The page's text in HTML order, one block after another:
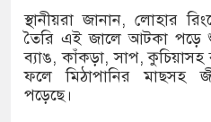
বোতল স্ক্যাফসহ নারী মাদক কারবারি
স্থানীয়রা জানান, লোহার
তৈরি এই জালে আটকা পড়ে
ব্যাঙ, কাঁকড়া, সাপ, কুচিয়াসহ
ফলে মিঠাপানির মাছসহ
পড়েছে।